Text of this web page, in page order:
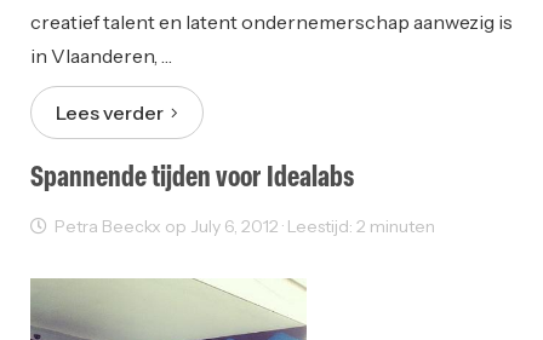
creatief talent en latent ondernemerschap aanwezig is
in Vlaanderen, …
Lees verder
Spannende tijden voor Idealabs
Petra Beeckx op July 6, 2012 · Leestijd: 2 minuten